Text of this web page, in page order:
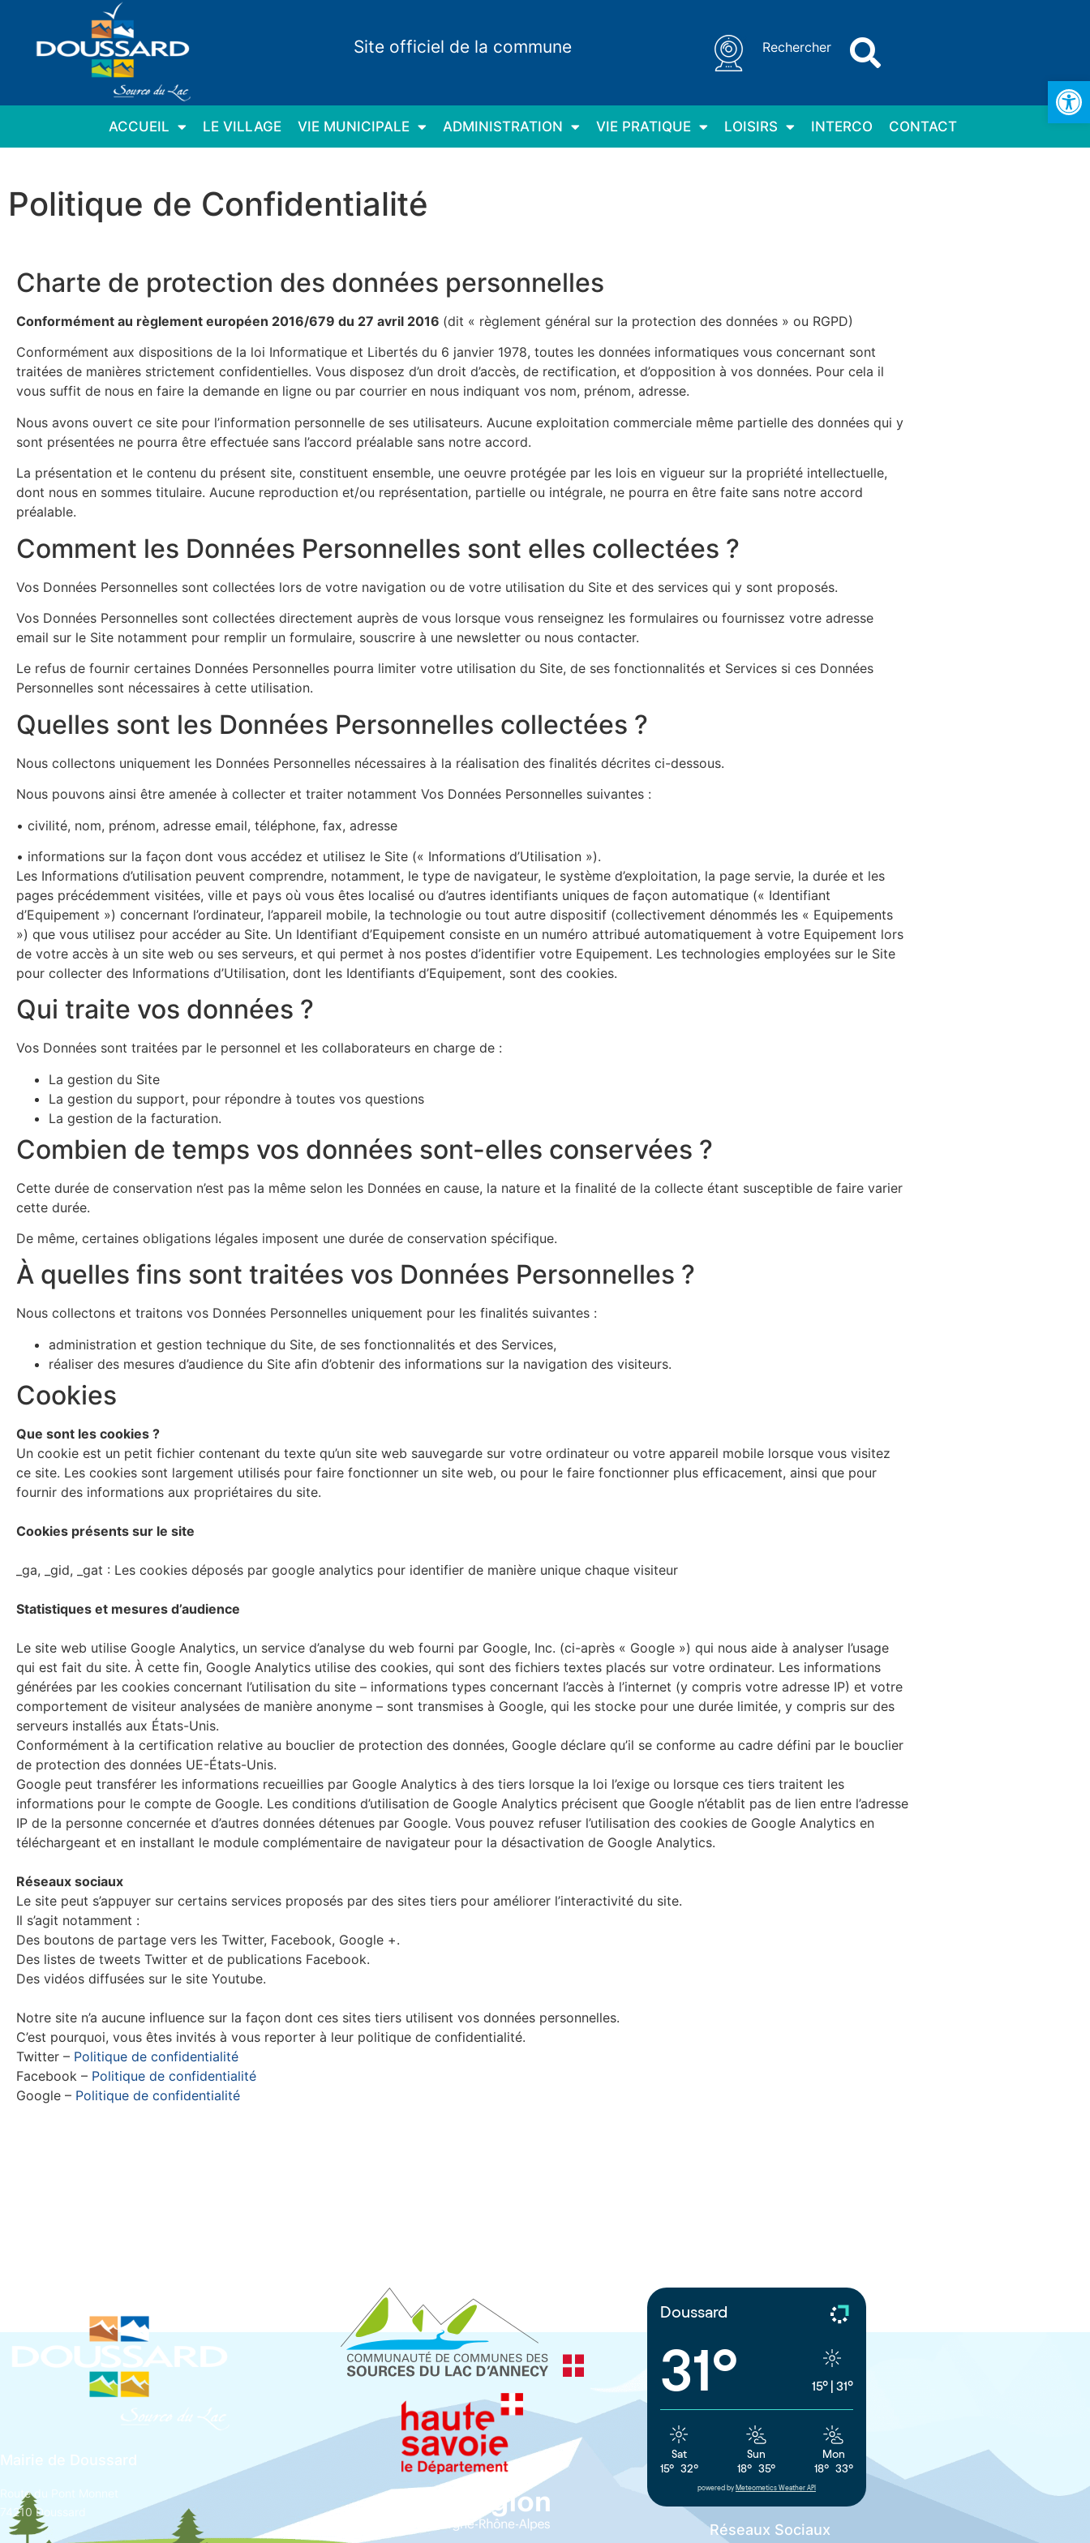
Site officiel de la commune Rechercher
ACCUEIL LE VILLAGE VIE MUNICIPALE ADMINISTRATION VIE PRATIQUE LOISIRS INTERCO CONTACT
Politique de Confidentialité
Charte de protection des données personnelles
Conformément au règlement européen 2016/679 du 27 avril 2016 (dit « règlement général sur la protection des données » ou RGPD)
Conformément aux dispositions de la loi Informatique et Libertés du 6 janvier 1978, toutes les données informatiques vous concernant sont
traitées de manières strictement confidentielles. Vous disposez d’un droit d’accès, de rectification, et d’opposition à vos données. Pour cela il
vous suffit de nous en faire la demande en ligne ou par courrier en nous indiquant vos nom, prénom, adresse.
Nous avons ouvert ce site pour l’information personnelle de ses utilisateurs. Aucune exploitation commerciale même partielle des données qui y
sont présentées ne pourra être effectuée sans l’accord préalable sans notre accord.
La présentation et le contenu du présent site, constituent ensemble, une oeuvre protégée par les lois en vigueur sur la propriété intellectuelle,
dont nous en sommes titulaire. Aucune reproduction et/ou représentation, partielle ou intégrale, ne pourra en être faite sans notre accord
préalable.
Comment les Données Personnelles sont elles collectées ?
Vos Données Personnelles sont collectées lors de votre navigation ou de votre utilisation du Site et des services qui y sont proposés.
Vos Données Personnelles sont collectées directement auprès de vous lorsque vous renseignez les formulaires ou fournissez votre adresse
email sur le Site notamment pour remplir un formulaire, souscrire à une newsletter ou nous contacter.
Le refus de fournir certaines Données Personnelles pourra limiter votre utilisation du Site, de ses fonctionnalités et Services si ces Données
Personnelles sont nécessaires à cette utilisation.
Quelles sont les Données Personnelles collectées ?
Nous collectons uniquement les Données Personnelles nécessaires à la réalisation des finalités décrites ci-dessous.
Nous pouvons ainsi être amenée à collecter et traiter notamment Vos Données Personnelles suivantes :
• civilité, nom, prénom, adresse email, téléphone, fax, adresse
• informations sur la façon dont vous accédez et utilisez le Site (« Informations d’Utilisation »).
Les Informations d’utilisation peuvent comprendre, notamment, le type de navigateur, le système d’exploitation, la page servie, la durée et les
pages précédemment visitées, ville et pays où vous êtes localisé ou d’autres identifiants uniques de façon automatique (« Identifiant
d’Equipement ») concernant l’ordinateur, l’appareil mobile, la technologie ou tout autre dispositif (collectivement dénommés les « Equipements
») que vous utilisez pour accéder au Site. Un Identifiant d’Equipement consiste en un numéro attribué automatiquement à votre Equipement lors
de votre accès à un site web ou ses serveurs, et qui permet à nos postes d’identifier votre Equipement. Les technologies employées sur le Site
pour collecter des Informations d’Utilisation, dont les Identifiants d’Equipement, sont des cookies.
Qui traite vos données ?
Vos Données sont traitées par le personnel et les collaborateurs en charge de :
La gestion du Site
La gestion du support, pour répondre à toutes vos questions
La gestion de la facturation.
Combien de temps vos données sont-elles conservées ?
Cette durée de conservation n’est pas la même selon les Données en cause, la nature et la finalité de la collecte étant susceptible de faire varier
cette durée.
De même, certaines obligations légales imposent une durée de conservation spécifique.
À quelles fins sont traitées vos Données Personnelles ?
Nous collectons et traitons vos Données Personnelles uniquement pour les finalités suivantes :
administration et gestion technique du Site, de ses fonctionnalités et des Services,
réaliser des mesures d’audience du Site afin d’obtenir des informations sur la navigation des visiteurs.
Cookies
Que sont les cookies ?
Un cookie est un petit fichier contenant du texte qu’un site web sauvegarde sur votre ordinateur ou votre appareil mobile lorsque vous visitez
ce site. Les cookies sont largement utilisés pour faire fonctionner un site web, ou pour le faire fonctionner plus efficacement, ainsi que pour
fournir des informations aux propriétaires du site.
Cookies présents sur le site
_ga, _gid, _gat : Les cookies déposés par google analytics pour identifier de manière unique chaque visiteur
Statistiques et mesures d’audience
Le site web utilise Google Analytics, un service d’analyse du web fourni par Google, Inc. (ci-après « Google ») qui nous aide à analyser l’usage
qui est fait du site. À cette fin, Google Analytics utilise des cookies, qui sont des fichiers textes placés sur votre ordinateur. Les informations
générées par les cookies concernant l’utilisation du site – informations types concernant l’accès à l’internet (y compris votre adresse IP) et votre
comportement de visiteur analysées de manière anonyme – sont transmises à Google, qui les stocke pour une durée limitée, y compris sur des
serveurs installés aux États-Unis.
Conformément à la certification relative au bouclier de protection des données, Google déclare qu’il se conforme au cadre défini par le bouclier
de protection des données UE-États-Unis.
Google peut transférer les informations recueillies par Google Analytics à des tiers lorsque la loi l’exige ou lorsque ces tiers traitent les
informations pour le compte de Google. Les conditions d’utilisation de Google Analytics précisent que Google n’établit pas de lien entre l’adresse
IP de la personne concernée et d’autres données détenues par Google. Vous pouvez refuser l’utilisation des cookies de Google Analytics en
téléchargeant et en installant le module complémentaire de navigateur pour la désactivation de Google Analytics.
Réseaux sociaux
Le site peut s’appuyer sur certains services proposés par des sites tiers pour améliorer l’interactivité du site.
Il s’agit notamment :
Des boutons de partage vers les Twitter, Facebook, Google +.
Des listes de tweets Twitter et de publications Facebook.
Des vidéos diffusées sur le site Youtube.
Notre site n’a aucune influence sur la façon dont ces sites tiers utilisent vos données personnelles.
C’est pourquoi, vous êtes invités à vous reporter à leur politique de confidentialité.
Twitter – Politique de confidentialité
Facebook – Politique de confidentialité
Google – Politique de confidentialité
Mairie de Doussard
Route du Pont Monnet
74210 Doussard
Doussard
31° 15°| 31°
Sat
15° 32°
Sun
18° 35°
Mon
18° 33°
powered by Meteometics Weather API
Réseaux Sociaux
Panneau de gestion des cookies